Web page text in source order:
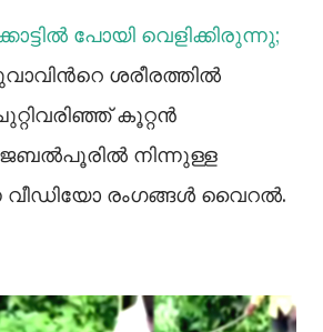
പോയി വെളിക്കിരുന്നു;
ശരീരത്തില്‍
കൂറ്റൻ
നിന്നുള്ള
വീഡിയോ രംഗങ്ങള്‍ വൈറൽ.